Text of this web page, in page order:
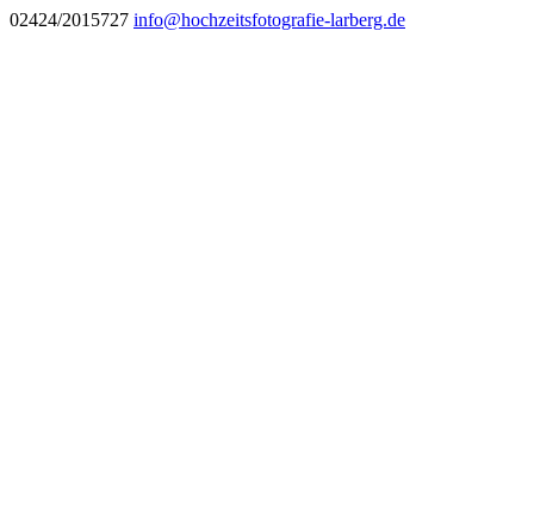
02424/2015727 info@hochzeitsfotografie-larberg.de